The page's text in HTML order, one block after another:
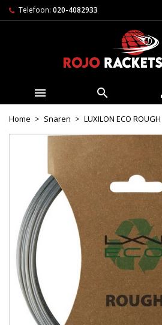
Telefoon: 020-4082933
 
Home Snaren LUXILON ECO ROUGH